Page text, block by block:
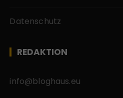
Datenschutz
REDAKTION
info@bloghaus.eu